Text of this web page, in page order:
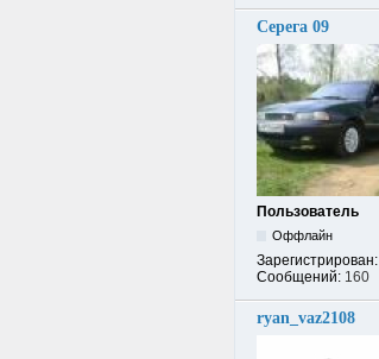
Серега 09
Пользователь
Оффлайн
Зарегистрирован:
Сообщений: 160
ryan_vaz2108